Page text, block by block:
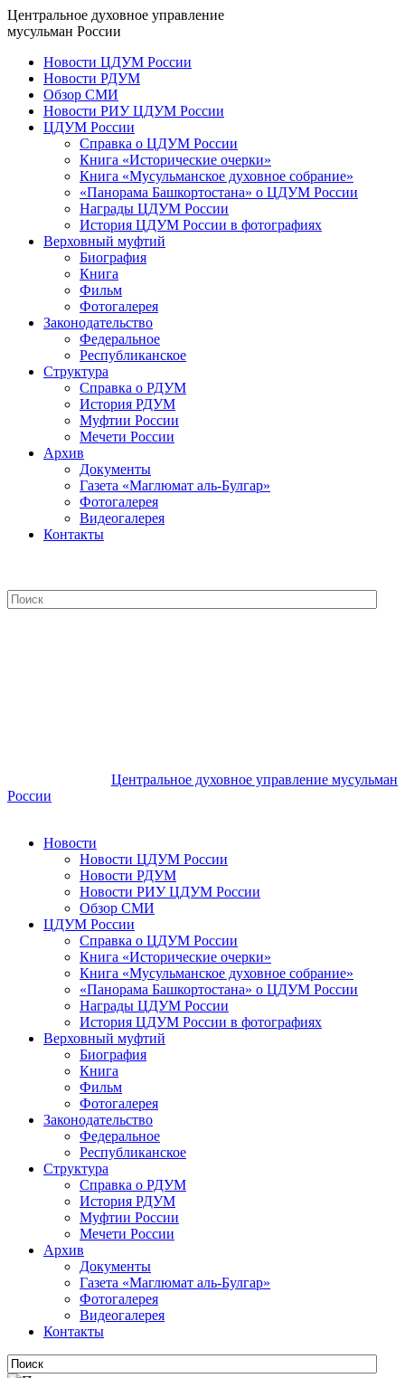
Центральное духовное управление
мусульман России
Новости ЦДУМ России
Новости РДУМ
Обзор СМИ
Новости РИУ ЦДУМ России
ЦДУМ России
Справка о ЦДУМ России
Книга «Исторические очерки»
Книга «Мусульманское духовное собрание»
«Панорама Башкортостана» о ЦДУМ России
Награды ЦДУМ России
История ЦДУМ России в фотографиях
Верховный муфтий
Биография
Книга
Фильм
Фотогалерея
Законодательство
Федеральное
Республиканское
Структура
Справка о РДУМ
История РДУМ
Муфтии России
Мечети России
Архив
Документы
Газета «Маглюмат аль-Булгар»
Фотогалерея
Видеогалерея
Контакты
Центральное духовное управление мусульман
России
Новости
Новости ЦДУМ России
Новости РДУМ
Новости РИУ ЦДУМ России
Обзор СМИ
ЦДУМ России
Справка о ЦДУМ России
Книга «Исторические очерки»
Книга «Мусульманское духовное собрание»
«Панорама Башкортостана» о ЦДУМ России
Награды ЦДУМ России
История ЦДУМ России в фотографиях
Верховный муфтий
Биография
Книга
Фильм
Фотогалерея
Законодательство
Федеральное
Республиканское
Структура
Справка о РДУМ
История РДУМ
Муфтии России
Мечети России
Архив
Документы
Газета «Маглюмат аль-Булгар»
Фотогалерея
Видеогалерея
Контакты